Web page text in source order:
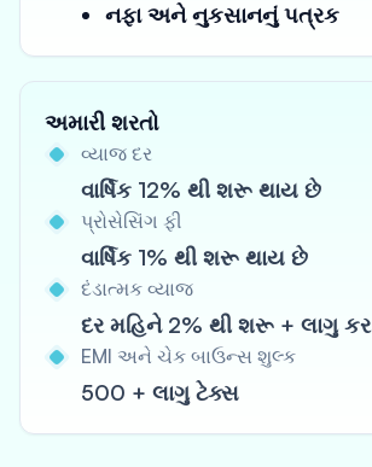
નફા અને નુકસાનનું પત્રક
અમારી શરતો
વ્યાજ દર
વાર્ષિક 12% થી શરૂ થાય છે
પ્રોસેસિંગ ફી
વાર્ષિક 1% થી શરૂ થાય છે
દંડાત્મક વ્યાજ
દર મહિને 2% થી શરૂ + લાગુ કર
EMI અને ચેક બાઉન્સ શુલ્ક
500 + લાગુ ટેક્સ